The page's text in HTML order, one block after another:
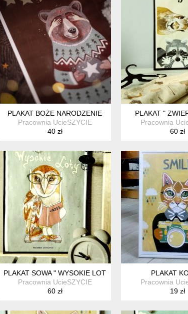
PLAKAT BOŻE NARODZENIE
Pracownia UcieSZYCIE
40 zł
PLAKAT "
Pracownia
60 zł
PLAKAT SOWA " WYSOKIE LOTY" A3
Pracownia UcieSZYCIE
60 zł
PLAKAT
Pracownia
19 zł